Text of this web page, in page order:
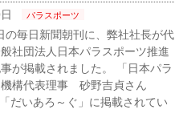
パラスポーツ
の毎日新聞朝刊に、弊社社長が代
社団法人日本パラスポーツ推進
が掲載されました。 「日本パラ
機構代表理事 砂野吉貞さん
だいあろ～ぐ」に掲載されてい